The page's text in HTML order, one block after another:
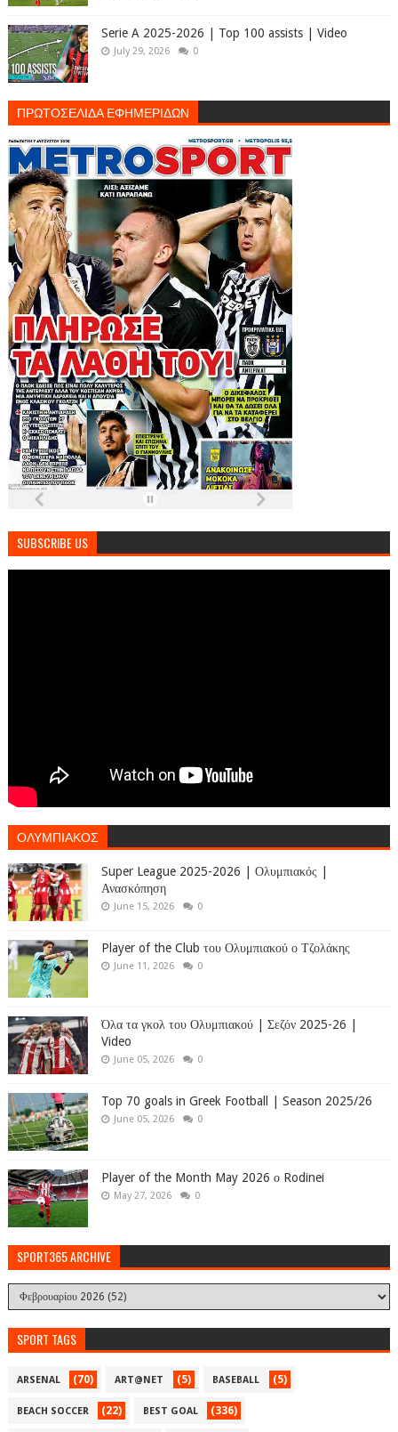
Serie A 2025-2026 | Top 100 assists | Video
July 29, 2026 0
ΠΡΩΤΟΣΕΛΙΔΑ ΕΦΗΜΕΡΙΔΩΝ
SUBSCRIBE US
ΟΛΥΜΠΙΑΚΟΣ
Super League 2025-2026 | Ολυμπιακός |
Ανασκόπηση
June 15, 2026 0
Player of the Club του Ολυμπιακού ο Τζολάκης
June 11, 2026 0
Όλα τα γκολ του Ολυμπιακού | Σεζόν 2025-26 |
Video
June 05, 2026 0
Top 70 goals in Greek Football | Season 2025/26
June 05, 2026 0
Player of the Month May 2026 ο Rodinei
May 27, 2026 0
SPORT365 ARCHIVE
SPORT TAGS
ARSENAL (70) ART@NET (5) BASEBALL (5)
BEACH SOCCER (22) BEST GOAL (336)